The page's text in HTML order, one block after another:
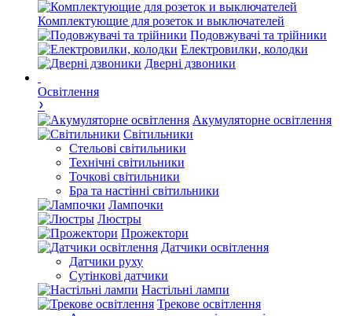
Комплектующие для розеток и выключателей
Подовжувачі та трійники
Електровилки, колодки
Дверні дзвоники
Освітлення
Акумуляторне освітлення
Світильники
Стельові світильники
Технічні світильники
Точкові світильники
Бра та настінні світильники
Лампочки
Люстры
Прожектори
Датчики освітлення
Датчики руху
Сутінкові датчики
Настільні лампи
Трекове освітлення